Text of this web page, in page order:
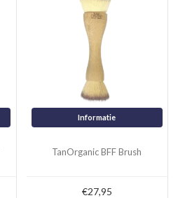
Informatie
TanOrganic BFF Brush
€27,95